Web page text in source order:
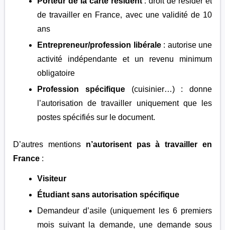
de travailler en France, avec une validité de 10
ans
Entrepreneur/profession libérale : autorise une
activité indépendante et un revenu minimum
obligatoire
Profession spécifique(cuisinier…) : donne
l’autorisation de travailler uniquement que les
postes spécifiés sur le document.
D’autres mentions n’autorisent pas à travailler en
France :
Visiteur
Étudiant sans autorisation spécifique
Demandeur d’asile (uniquement les 6 premiers
mois suivant la demande, une demande sous